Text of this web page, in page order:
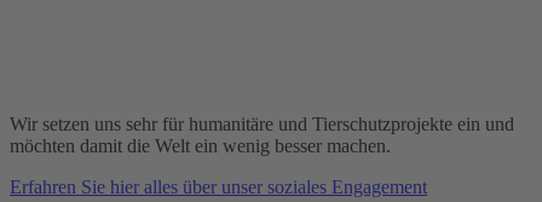
Wir setzen uns sehr für humanitäre und Tierschutzprojekte ein und
möchten damit die Welt ein wenig besser machen.
Erfahren Sie hier alles über unser soziales Engagement